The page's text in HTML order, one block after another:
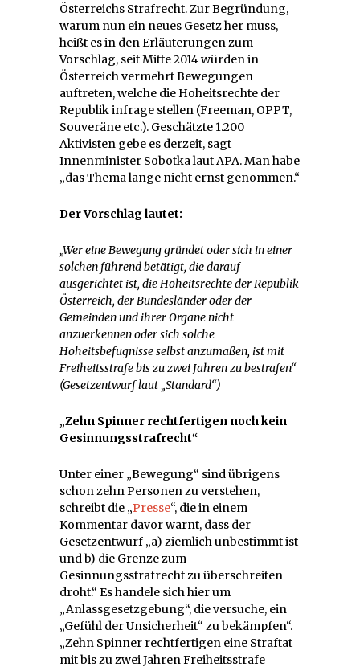
Österreichs Strafrecht. Zur Begründung,
warum nun ein neues Gesetz her muss,
heißt es in den Erläuterungen zum
Vorschlag, seit Mitte 2014 würden in
Österreich vermehrt Bewegungen
auftreten, welche die Hoheitsrechte der
Republik infrage stellen (Freeman, OPPT,
Souveräne etc.). Geschätzte 1.200
Aktivisten gebe es derzeit, sagt
Innenminister Sobotka laut APA. Man habe
„das Thema lange nicht ernst genommen.“
Der Vorschlag lautet:
„Wer eine Bewegung gründet oder sich in einer
solchen führend betätigt, die darauf
ausgerichtet ist, die Hoheitsrechte der Republik
Österreich, der Bundesländer oder der
Gemeinden und ihrer Organe nicht
anzuerkennen oder sich solche
Hoheitsbefugnisse selbst anzumaßen, ist mit
Freiheitsstrafe bis zu zwei Jahren zu bestrafen“
(Gesetzentwurf laut „Standard“)
„Zehn Spinner rechtfertigen noch kein
Gesinnungsstrafrecht“
Unter einer „Bewegung“ sind übrigens
schon zehn Personen zu verstehen,
schreibt die „Presse“, die in einem
Kommentar davor warnt, dass der
Gesetzentwurf „a) ziemlich unbestimmt ist
und b) die Grenze zum
Gesinnungsstrafrecht zu überschreiten
droht.“ Es handele sich hier um
„Anlassgesetzgebung“, die versuche, ein
„Gefühl der Unsicherheit“ zu bekämpfen“.
„Zehn Spinner rechtfertigen eine Straftat
mit bis zu zwei Jahren Freiheitsstrafe